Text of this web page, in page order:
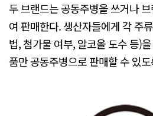
두 브랜드는 공동주병을 쓰거나
여 판매한다. 생산자들에게 각 주
법, 첨가물 여부, 알코올 도수 등)
품만 공동주병으로 판매할 수 있